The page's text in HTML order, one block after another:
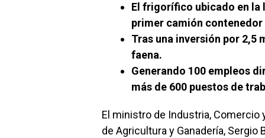
m
p
ar
tir
El frigorífico ubicado en la
primer camión contenedor
Tras una inversión por 2,5
faena.
Generando 100 empleos
más de 600 puestos de
El ministro de Industria, Comercio
de Agricultura y Ganadería,